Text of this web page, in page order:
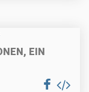
EIN